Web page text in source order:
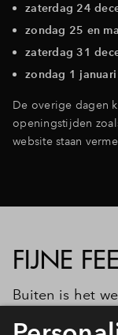
zaterdag 24
zondag 25 en
zaterdag 31
zondag 1 januari
De overige dagen
openingstijden
website staan
FIJNE
Buiten is het
gezellig te